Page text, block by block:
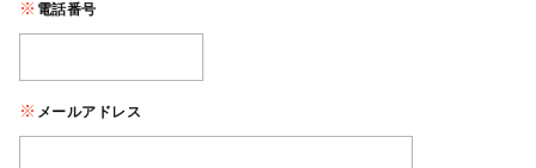
電話番号
メールアドレス